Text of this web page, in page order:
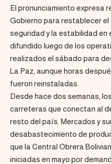
El pronunciamiento expresa
Gobierno para restablecer el
seguridad y la estabilidad en
difundido luego de los
realizados el sábado para
La Paz, aunque horas
fueron reinstaladas.
Desde hace dos semanas,
carreteras que conectan al
resto del país. Mercados y
desabastecimiento de
que la Central Obrera
iniciadas en mayo por